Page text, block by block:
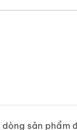
sản